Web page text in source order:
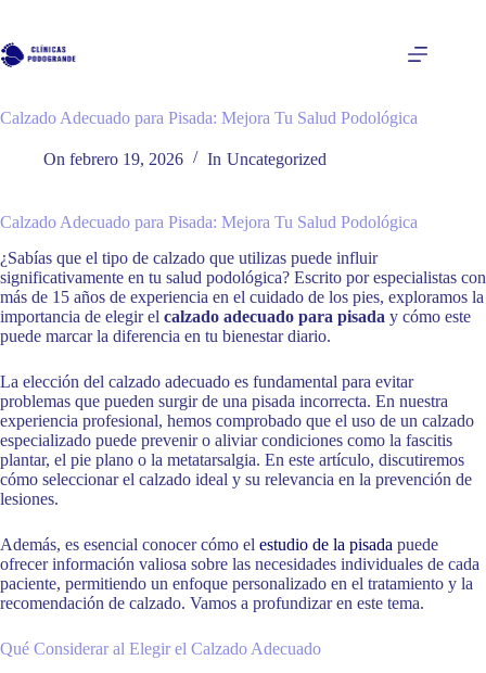
contenido
Calzado Adecuado para Pisada: Mejora Tu Salud Podológica
On febrero 19, 2026 In Uncategorized
Calzado Adecuado para Pisada: Mejora Tu Salud Podológica
¿Sabías que el tipo de calzado que utilizas puede influir
significativamente en tu salud podológica? Escrito por especialistas con
más de 15 años de experiencia en el cuidado de los pies, exploramos la
importancia de elegir el calzado adecuado para pisada y cómo este
puede marcar la diferencia en tu bienestar diario.
La elección del calzado adecuado es fundamental para evitar
problemas que pueden surgir de una pisada incorrecta. En nuestra
experiencia profesional, hemos comprobado que el uso de un calzado
especializado puede prevenir o aliviar condiciones como la fascitis
plantar, el pie plano o la metatarsalgia. En este artículo, discutiremos
cómo seleccionar el calzado ideal y su relevancia en la prevención de
lesiones.
Además, es esencial conocer cómo el estudio de la pisada puede
ofrecer información valiosa sobre las necesidades individuales de cada
paciente, permitiendo un enfoque personalizado en el tratamiento y la
recomendación de calzado. Vamos a profundizar en este tema.
Qué Considerar al Elegir el Calzado Adecuado